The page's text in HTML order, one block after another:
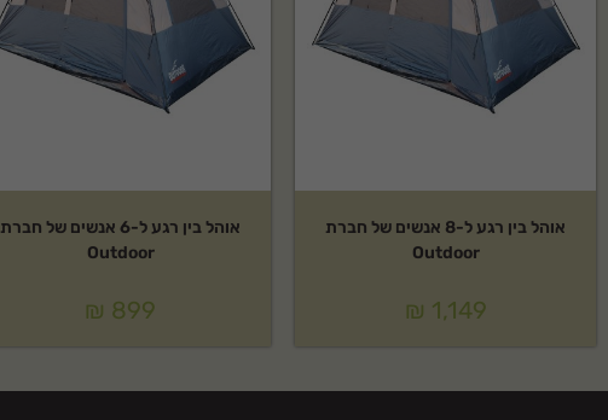
אוהל בין רגע ל-8 אנשים של חברת
Outdoor
₪ 1,149
אוהל בין רגע ל-6 אנשים של חברת
Outdoor
₪ 899